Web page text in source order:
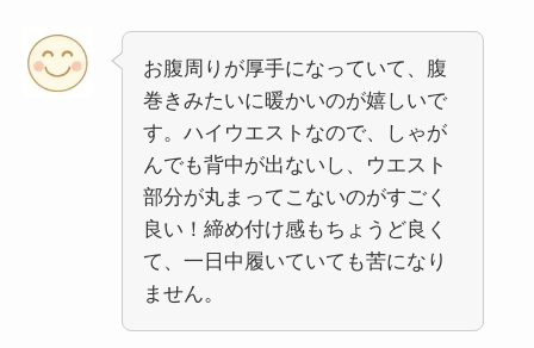
お腹周りが厚手になっていて、腹
巻きみたいに暖かいのが嬉しいで
す。ハイウエストなので、しゃが
んでも背中が出ないし、ウエスト
部分が丸まってこないのがすごく
良い！締め付け感もちょうど良く
て、一日中履いていても苦になり
ません。